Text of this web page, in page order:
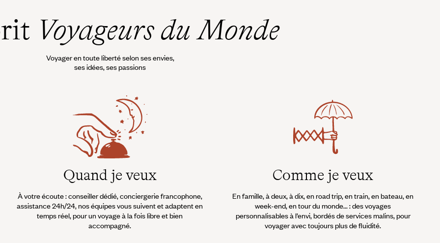
Voyageurs du Monde
Voyager en toute liberté selon ses envies,
ses idées, ses passions
Quand je veux
À votre écoute : conseiller dédié, conciergerie francophone,
assistance 24h/24, nos équipes vous suivent et adaptent en
temps réel, pour un voyage à la fois libre et bien
accompagné.
Comme je veux
En famille, à deux, à dix, en road trip, en train, en bateau, en
week-end, en tour du monde... : des voyages
personnalisables à l’envi, bordés de services malins, pour
voyager avec toujours plus de fluidité.